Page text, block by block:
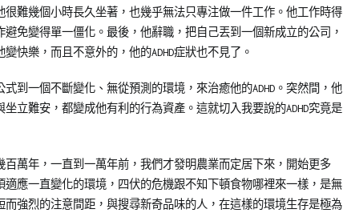
難幾個小時長久坐著，也幾乎無法只專注做一件工作。他工作時得
免變得單一僵化。最後，他辭職，把自己丟到一個新成立的公司，
快樂，而且不意外的，他的ADHD症狀也不見了。
到一個不斷變化、無從預測的環境，來治癒他的ADHD。突然間，他
立難安，都變成他有利的行為資產。這就切入我要說的ADHD究竟是
萬年，一直到一萬年前，我們才發明農業而定居下來，開始更多
適應一直變化的環境，四伏的危機跟不知下頓食物哪裡來一樣，是無
強烈的注意間距，與搜尋新奇品味的人，在這樣的環境生存是極為